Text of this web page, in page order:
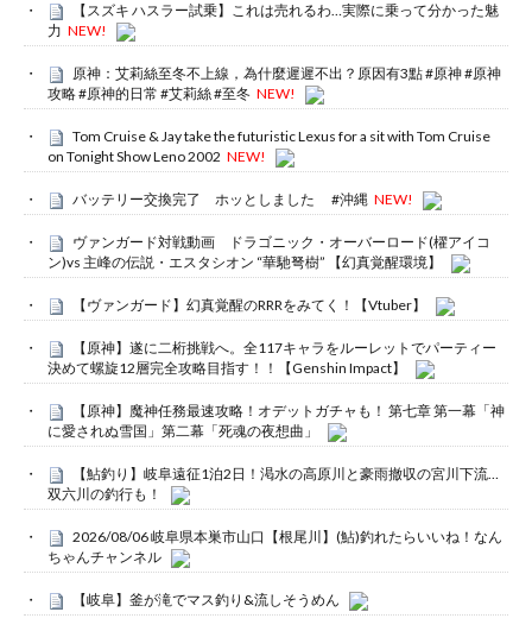
【スズキ ハスラー試乗】これは売れるわ…実際に乗って分かった魅
力 NEW!
原神：艾莉絲至冬不上線，為什麼遲遲不出？原因有3點 #原神 #原神
攻略 #原神的日常 #艾莉絲 #至冬 NEW!
Tom Cruise & Jay take the futuristic Lexus for a sit with Tom Cruise
on Tonight Show Leno 2002 NEW!
バッテリー交換完了 ホッとしました #沖縄 NEW!
ヴァンガード対戦動画 ドラゴニック・オーバーロード(櫂アイコ
ン)vs 主峰の伝説・エスタシオン “華馳弩樹” 【幻真覚醒環境】
【ヴァンガード】幻真覚醒のRRRをみてく！【Vtuber】
【原神】遂に二桁挑戦へ。全117キャラをルーレットでパーティー
決めて螺旋12層完全攻略目指す！！【Genshin Impact】
【原神】魔神任務最速攻略！オデットガチャも！ 第七章 第一幕「神
に愛されぬ雪国」第二幕「死魂の夜想曲」
【鮎釣り】岐阜遠征1泊2日！渇水の高原川と豪雨撤収の宮川下流…
双六川の釣行も！
2026/08/06 岐阜県本巣市山口【根尾川】(鮎)釣れたらいいね！なん
ちゃんチャンネル
【岐阜】釜が滝でマス釣り&流しそうめん